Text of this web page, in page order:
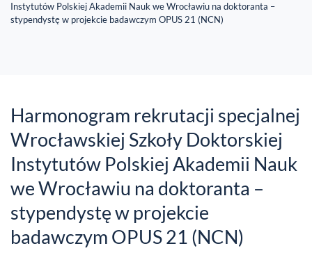
Instytutów Polskiej Akademii Nauk we Wrocławiu na doktoranta –
stypendystę w projekcie badawczym OPUS 21 (NCN)
Harmonogram rekrutacji specjalnej
Wrocławskiej Szkoły Doktorskiej
Instytutów Polskiej Akademii Nauk
we Wrocławiu na doktoranta –
stypendystę w projekcie
badawczym OPUS 21 (NCN)